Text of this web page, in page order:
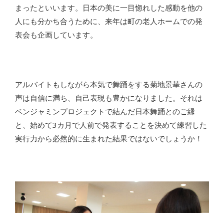
まったといいます。日本の美に一目惚れした感動を他の
人にも分かち合うために、来年は町の老人ホームでの発
表会も企画しています。
アルバイトもしながら本気で舞踊をする菊地景華さんの
声は自信に満ち、自己表現も豊かになりました。それは
ベンジャミンプロジェクトで結んだ日本舞踊とのご縁
と、始めて3カ月で人前で発表することを決めて練習した
実行力から必然的に生まれた結果ではないでしょうか！